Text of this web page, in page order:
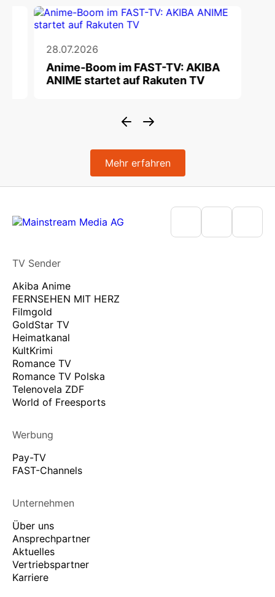
28.07.2026
Anime-Boom im FAST-TV: AKIBA
ANIME startet auf Rakuten TV
Mehr erfahren
TV Sender
Akiba Anime
FERNSEHEN MIT HERZ
Filmgold
GoldStar TV
Heimatkanal
KultKrimi
Romance TV
Romance TV Polska
Telenovela ZDF
World of Freesports
Werbung
Pay-TV
FAST-Channels
Unternehmen
Über uns
Ansprechpartner
Aktuelles
Vertriebspartner
Karriere